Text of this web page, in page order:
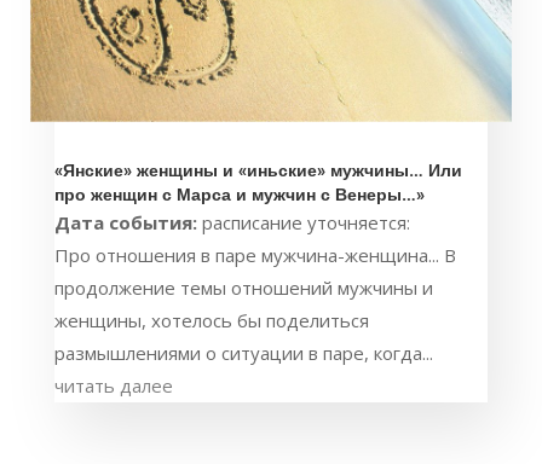
«Янские» женщины и «иньские» мужчины… Или
про женщин с Марса и мужчин с Венеры…»
Дата события: расписание уточняется:
Про отношения в паре мужчина-женщина... В
продолжение темы отношений мужчины и
женщины, хотелось бы поделиться
размышлениями о ситуации в паре, когда...
читать далее